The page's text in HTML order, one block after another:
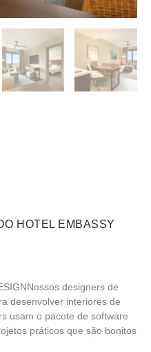
HOTEL EMBASSY
designers de
desenvolver interiores de
usam o pacote de software
práticos que são bonitos